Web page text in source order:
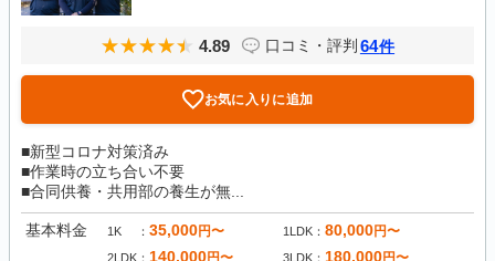
4.89 口コミ・評判 64件
お気に入りに追加
■新型コロナ対策済み
■作業時の立ち合い不要
■合同供養・共用部の養生が無...
基本料金 1K 35,000円〜 1LDK 80,000円〜
2LDK 140,000円〜 3LDK 180,000円〜